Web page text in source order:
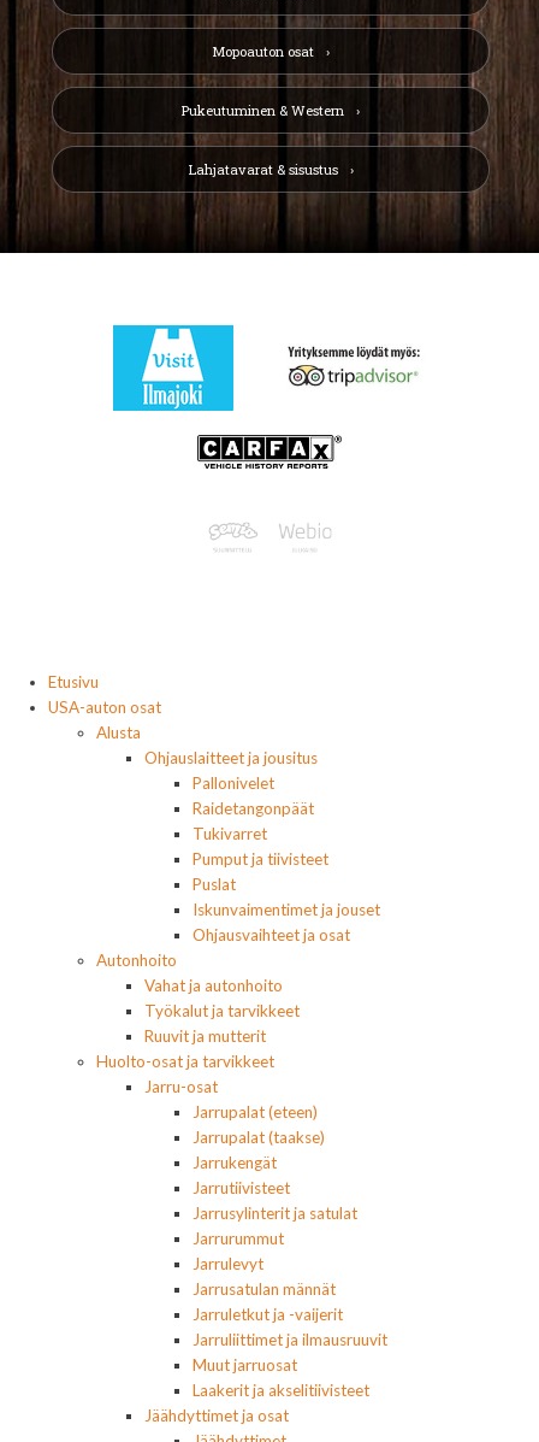
Mopoauton osat
Pukeutuminen & Western
Lahjatavarat & sisustus
Etusivu
USA-auton osat
Alusta
Ohjauslaitteet ja jousitus
Pallonivelet
Raidetangonpäät
Tukivarret
Pumput ja tiivisteet
Puslat
Iskunvaimentimet ja jouset
Ohjausvaihteet ja osat
Autonhoito
Vahat ja autonhoito
Työkalut ja tarvikkeet
Ruuvit ja mutterit
Huolto-osat ja tarvikkeet
Jarru-osat
Jarrupalat (eteen)
Jarrupalat (taakse)
Jarrukengät
Jarrutiivisteet
Jarrusylinterit ja satulat
Jarrurummut
Jarrulevyt
Jarrusatulan männät
Jarruletkut ja -vaijerit
Jarruliittimet ja ilmausruuvit
Muut jarruosat
Laakerit ja akselitiivisteet
Jäähdyttimet ja osat